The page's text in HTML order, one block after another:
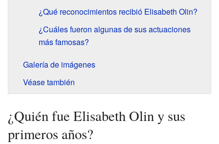
¿Qué reconocimientos recibió Elisabeth Olin?
¿Cuáles fueron algunas de sus actuaciones
más famosas?
Galería de imágenes
Véase también
¿Quién fue Elisabeth Olin y sus
primeros años?